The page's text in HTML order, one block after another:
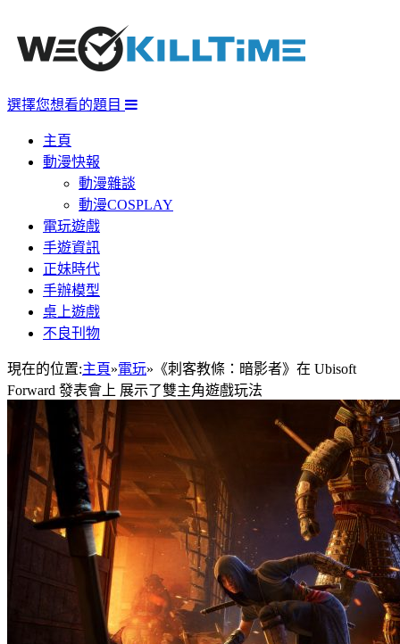
選擇您想看的題目
主頁
動漫快報
動漫雜談
動漫COSPLAY
電玩遊戲
手遊資訊
正妹時代
手辦模型
桌上遊戲
不良刊物
現在的位置:主頁»電玩» 《刺客教條：暗影者》在 Ubisoft
Forward 發表會上 展示了雙主角遊戲玩法